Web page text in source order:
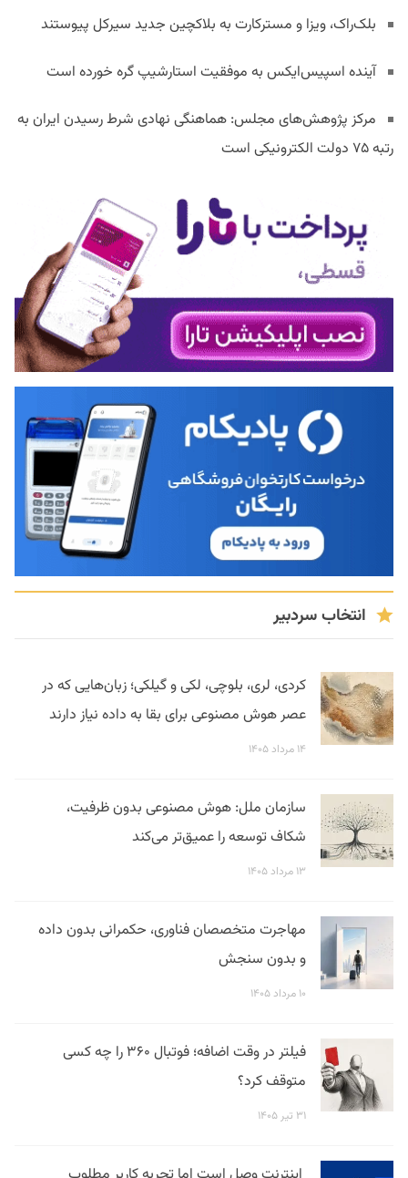
بلک‌راک، ویزا و مسترکارت به بلاکچین جدید سیرکل پیوستند
آینده اسپیس‌ایکس به موفقیت استارشیپ گره خورده است
مرکز پژوهش‌های مجلس: هماهنگی نهادی شرط رسیدن ایران به
رتبه ۷۵ دولت الکترونیکی است
انتخاب سردبیر
کردی، لری، بلوچی، لکی و گیلکی؛ زبان‌هایی که در
عصر هوش مصنوعی برای بقا به داده نیاز دارند
۱۴ مرداد ۱۴۰۵
سازمان ملل: هوش مصنوعی بدون ظرفیت،
شکاف توسعه را عمیق‌تر می‌کند
۱۳ مرداد ۱۴۰۵
مهاجرت متخصصان فناوری، حکمرانی بدون داده
و بدون سنجش
۱۰ مرداد ۱۴۰۵
فیلتر در وقت اضافه؛ فوتبال ۳۶۰ را چه کسی
متوقف کرد؟
۳۱ تیر ۱۴۰۵